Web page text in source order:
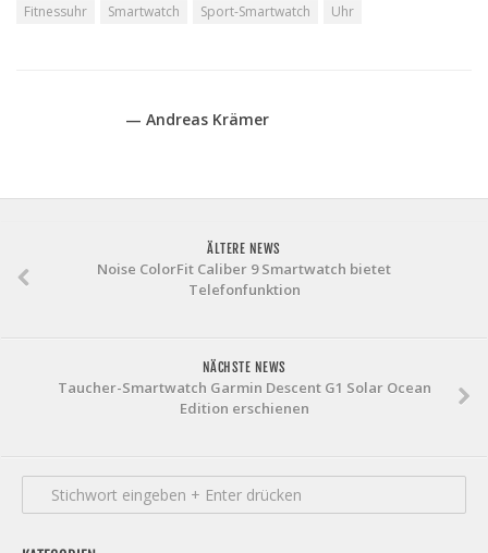
Fitnessuhr
Smartwatch Sport-Smartwatch Uhr
— Andreas Krämer
ÄLTERE NEWS
Noise ColorFit Caliber 9 Smartwatch bietet
Telefonfunktion
NÄCHSTE NEWS
Taucher-Smartwatch Garmin Descent G1 Solar Ocean
Edition erschienen